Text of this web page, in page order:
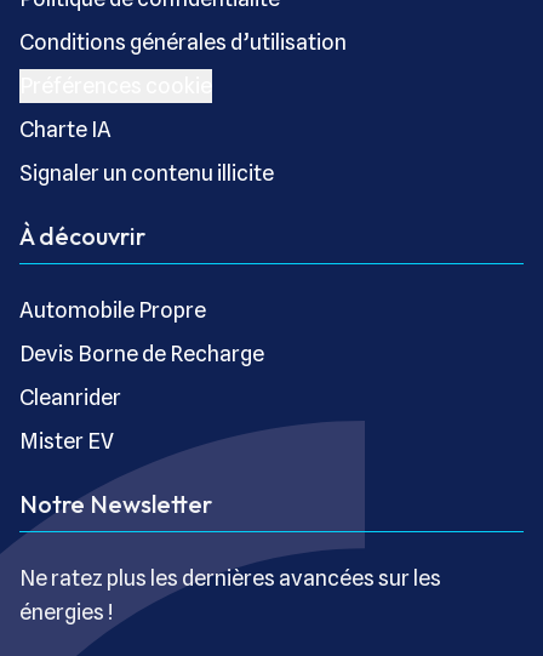
Conditions générales d’utilisation
Charte IA
Signaler un contenu illicite
À découvrir
Automobile Propre
Devis Borne de Recharge
Cleanrider
Mister EV
Notre Newsletter
Ne ratez plus les dernières avancées sur les
énergies !